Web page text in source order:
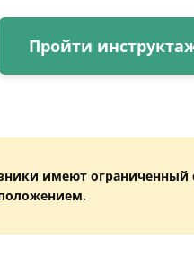
Пройти
имеют ограниченный